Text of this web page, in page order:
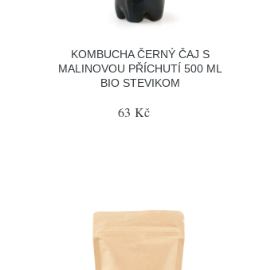
KOMBUCHA ČERNÝ ČAJ S
MALINOVOU PŘÍCHUTÍ 500 ML
BIO STEVIKOM
63 Kč